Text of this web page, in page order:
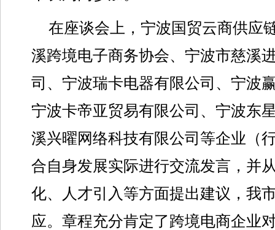
在座谈会上，宁波国贸云商供应
溪跨境电子商务协会、宁波市慈溪
司、宁波瑞卡电器有限公司、宁波
宁波卡帝亚贸易有限公司、宁波东
溪兴曜网络科技有限公司等企业（
合自身发展实际进行交流发言，并
化、人才引入等方面提出建议，我
应。章程充分肯定了跨境电商企业